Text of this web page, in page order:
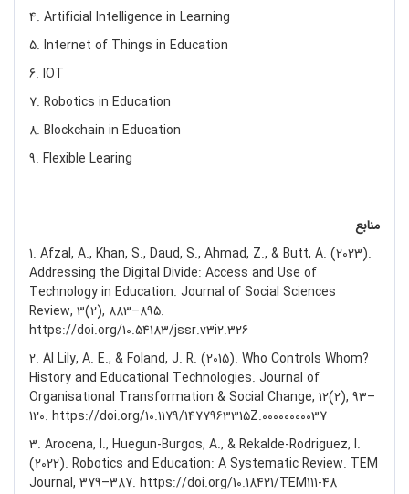
4. Artificial Intelligence in Learning
5. Internet of Things in Education
6. IOT
7. Robotics in Education
8. Blockchain in Education
9. Flexible Learing
منابع
1. Afzal, A., Khan, S., Daud, S., Ahmad, Z., & Butt, A. (2023).
Addressing the Digital Divide: Access and Use of
Technology in Education. Journal of Social Sciences
Review, 3(2), 883–895.
https://doi.org/10.54183/jssr.v3i2.326
2. Al Lily, A. E., & Foland, J. R. (2015). Who Controls Whom?
History and Educational Technologies. Journal of
Organisational Transformation & Social Change, 12(2), 93–
120. https://doi.org/10.1179/1477963315Z.00000000037
3. Arocena, I., Huegun-Burgos, A., & Rekalde-Rodriguez, I.
(2022). Robotics and Education: A Systematic Review. TEM
Journal, 379–387. https://doi.org/10.18421/TEM111-48